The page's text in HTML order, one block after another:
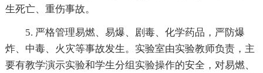
生死亡、重伤事故。
5. 严格管理易燃、易爆、剧毒、化学药品，严防爆
炸、中毒、火灾等事故发生。实验室由实验教师负责，主
要有教学演示实验和学生分组实验操作的安全，对易燃、